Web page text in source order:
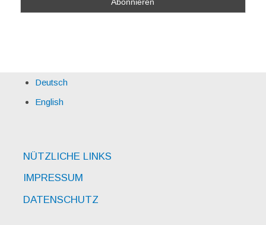
Deutsch
English
NÜTZLICHE LINKS
IMPRESSUM
DATENSCHUTZ